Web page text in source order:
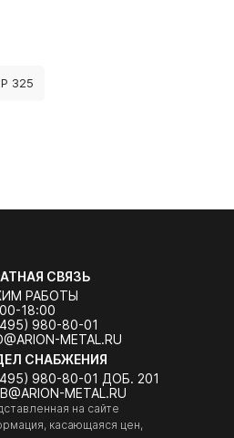
325
СВЯЗЬ
РАБОТЫ
18:00
980-80-01
METAL.RU
СНАБЖЕНИЯ
980-80-01 ДОБ. 201
METAL.RU
на сайте
касающаяся цен,